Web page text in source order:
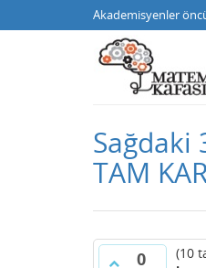
Akademisyenler
Sağdaki
TAM
0
(10